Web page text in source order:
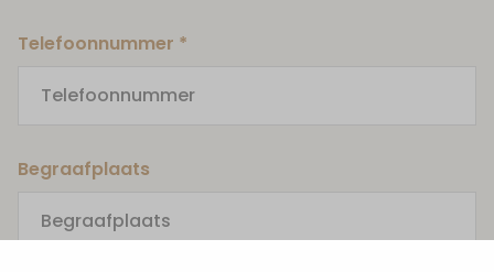
Telefoonnummer *
Begraafplaats